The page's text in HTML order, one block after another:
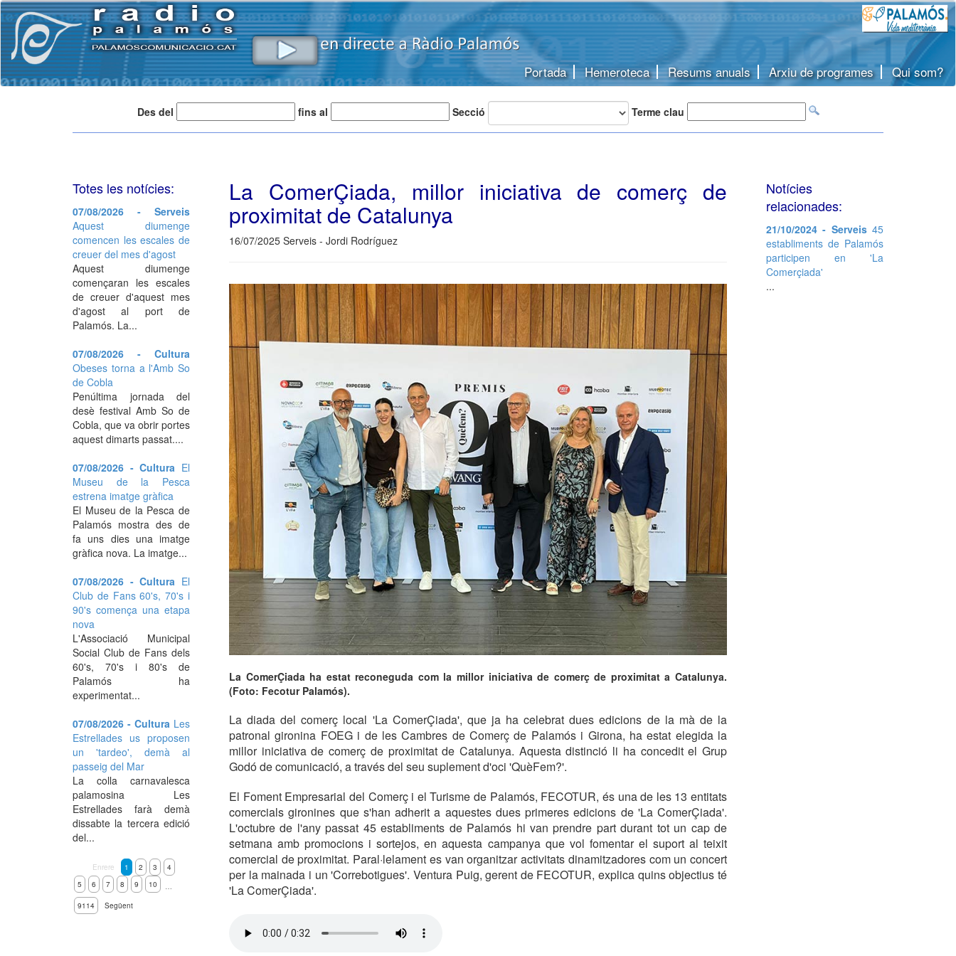
Portada Hemeroteca Resums anuals Arxiu de programes Qui som?
Des del fins al Secció Terme clau
La ComerÇiada, millor iniciativa de comerç de
proximitat de Catalunya
16/07/2025 Serveis - Jordi Rodríguez
La ComerÇiada ha estat reconeguda com la millor iniciativa de comerç de proximitat a Catalunya.
(Foto: Fecotur Palamós).
La diada del comerç local 'La ComerÇiada', que ja ha celebrat dues edicions de la mà de la
patronal gironina FOEG i de les Cambres de Comerç de Palamós i Girona, ha estat elegida la
millor iniciativa de comerç de proximitat de Catalunya. Aquesta distinció li ha concedit el Grup
Godó de comunicació, a través del seu suplement d'oci 'QuèFem?'.
El Foment Empresarial del Comerç i el Turisme de Palamós, FECOTUR, és una de les 13 entitats
comercials gironines que s'han adherit a aquestes dues primeres edicions de 'La ComerÇiada'.
L'octubre de l'any passat 45 establiments de Palamós hi van prendre part durant tot un cap de
setmana amb promocions i sortejos, en aquesta campanya que vol fomentar el suport al teixit
comercial de proximitat. Paral·lelament es van organitzar activitats dinamitzadores com un concert
per la mainada i un 'Correbotigues'. Ventura Puig, gerent de FECOTUR, explica quins objectius té
'La ComerÇiada'.
Totes les notícies:
07/08/2026 - Serveis
Aquest diumenge
comencen les escales de
creuer del mes d'agost
Aquest diumenge
començaran les escales
de creuer d'aquest mes
d'agost al port de
Palamós. La...
07/08/2026 - Cultura
Obeses torna a l'Amb So
de Cobla
Penúltima jornada del
desè festival Amb So de
Cobla, que va obrir portes
aquest dimarts passat....
07/08/2026 - Cultura El
Museu de la Pesca
estrena imatge gràfica
El Museu de la Pesca de
Palamós mostra des de
fa uns dies una imatge
gràfica nova. La imatge...
07/08/2026 - Cultura El
Club de Fans 60's, 70's i
90's comença una etapa
nova
L'Associació Municipal
Social Club de Fans dels
60's, 70's i 80's de
Palamós ha
experimentat...
07/08/2026 - Cultura Les
Estrellades us proposen
un 'tardeo', demà al
passeig del Mar
La colla carnavalesca
palamosina Les
Estrellades farà demà
dissabte la tercera edició
del...
Enrere 1 2 3
4
5
6 7 8 9 10
…
9114
Següent
Notícies
relacionades:
21/10/2024 - Serveis45
establiments de Palamós
participen en 'La
Comerçiada'
...